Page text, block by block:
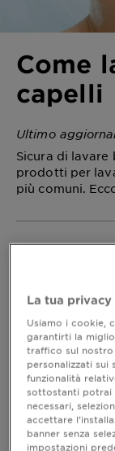
Come
capelli
Ultimo
Sicura di lavare
prodotti per
più comuni.
come lavare
che la
chioma
eseguita al
Specialisti nel
nel
volte a
e l’altro aiuta
La tua privacy
Usiamo i cookie,
garantirti la
traffico sul nostro
personalizzati
funzionalità
sottostanti potrai
necessari,
accettare
banner senza
impostazioni